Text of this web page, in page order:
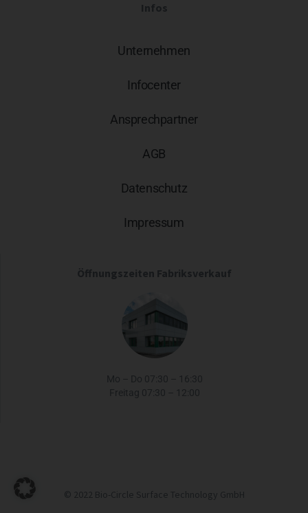
Infos
Unternehmen
Infocenter
Ansprechpartner
AGB
Datenschutz
Impressum
Öffnungszeiten Fabriksverkauf
Mo – Do 07:30 – 16:30
Freitag 07:30 – 12:00
© 2022 Bio-Circle Surface Technology GmbH